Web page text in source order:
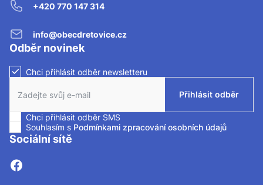
+420 770 147 314
info@obecdretovice.cz
Odběr novinek
Chci přihlásit odběr newsletteru
Přihlásit odběr
Chci přihlásit odběr SMS
Zaškrtnutím políčka souhlasíte se zasíláním SMS.
Souhlasím s Podmínkami zpracování osobních údajů
Sociální sítě